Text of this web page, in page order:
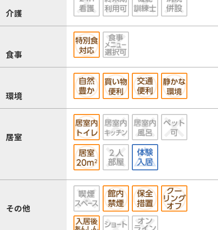
介護
食事
環境
居室
その他